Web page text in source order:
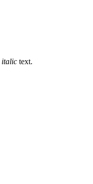
italic text.